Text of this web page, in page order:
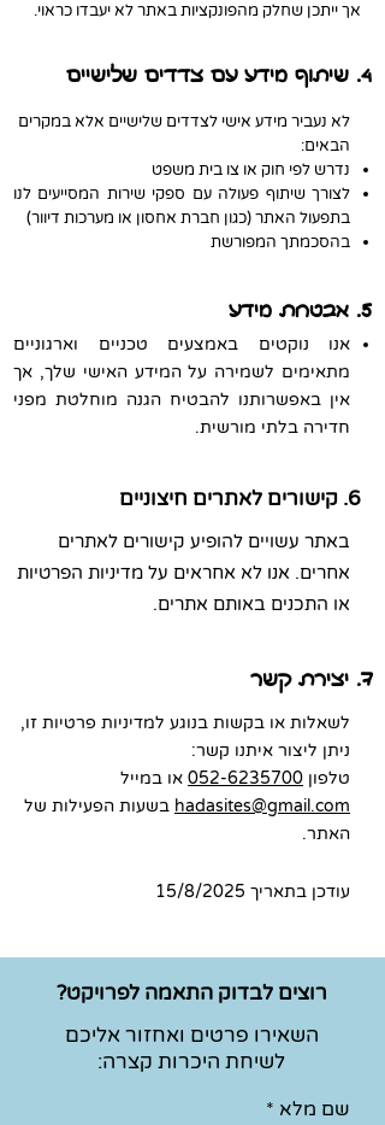
אך ייתכן שחלק מהפונקציות באתר לא יעבדו כראוי.
4. שיתוף מידע עם צדדים שלישיים
לא נעביר מידע אישי לצדדים שלישיים אלא במקרים
הבאים:
נדרש לפי חוק או צו בית משפט
לצורך שיתוף פעולה עם ספקי שירות המסייעים לנו
בתפעול האתר (כגון חברת אחסון או מערכות דיוור)
בהסכמתך המפורשת
5. אבטחת מידע
אנו נוקטים באמצעים טכניים וארגוניים
מתאימים לשמירה על המידע האישי שלך, אך
אין באפשרותנו להבטיח הגנה מוחלטת מפני
חדירה בלתי מורשית.
6. קישורים לאתרים חיצוניים
באתר עשויים להופיע קישורים לאתרים
אחרים. אנו לא אחראים על מדיניות הפרטיות
או התכנים באותם אתרים.
7. יצירת קשר
לשאלות או בקשות בנוגע למדיניות פרטיות זו,
ניתן ליצור איתנו קשר:
טלפון 052-6235700 או במייל
hadasites@gmail.com בשעות הפעילות של
האתר.
עודכן בתאריך 15/8/2025
רוצים לבדוק התאמה לפרויקט?
השאירו פרטים ואחזור אליכם
לשיחת היכרות קצרה:
שם מלא *